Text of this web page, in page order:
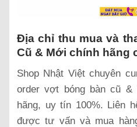
Địa chỉ thu mua và
Cũ & Mới chính hãng
Shop Nhật Việt chuyên
order vợt bóng bàn cũ
hãng, uy tín 100%. Liên
được tư vấn và mua